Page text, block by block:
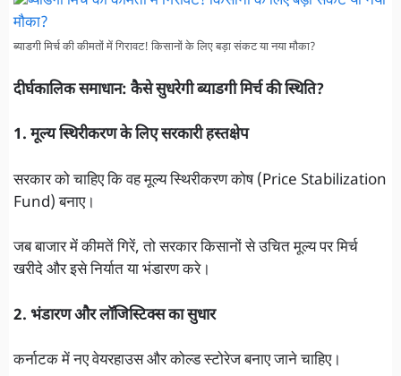
ब्याडगी मिर्च की कीमतों में गिरावट! किसानों के लिए बड़ा संकट या नया मौका?
दीर्घकालिक समाधान: कैसे सुधरेगी ब्याडगी मिर्च की स्थिति?
1. मूल्य स्थिरीकरण के लिए सरकारी हस्तक्षेप
सरकार को चाहिए कि वह मूल्य स्थिरीकरण कोष (Price Stabilization
Fund) बनाए।
जब बाजार में कीमतें गिरें, तो सरकार किसानों से उचित मूल्य पर मिर्च
खरीदे और इसे निर्यात या भंडारण करे।
2. भंडारण और लॉजिस्टिक्स का सुधार
कर्नाटक में नए वेयरहाउस और कोल्ड स्टोरेज बनाए जाने चाहिए।